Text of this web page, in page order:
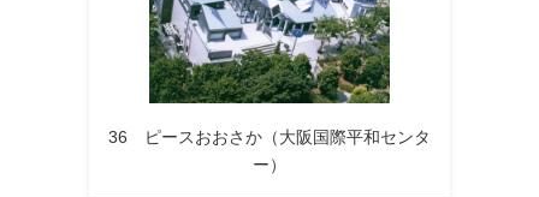
36 ピースおおさか（大阪国際平和センタ
ー）